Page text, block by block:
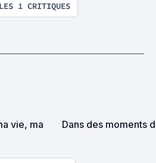
1 CRITIQUES
vie, ma
Dans des moments